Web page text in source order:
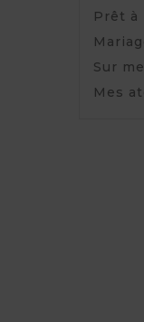
Prêt à
Sur
Mes